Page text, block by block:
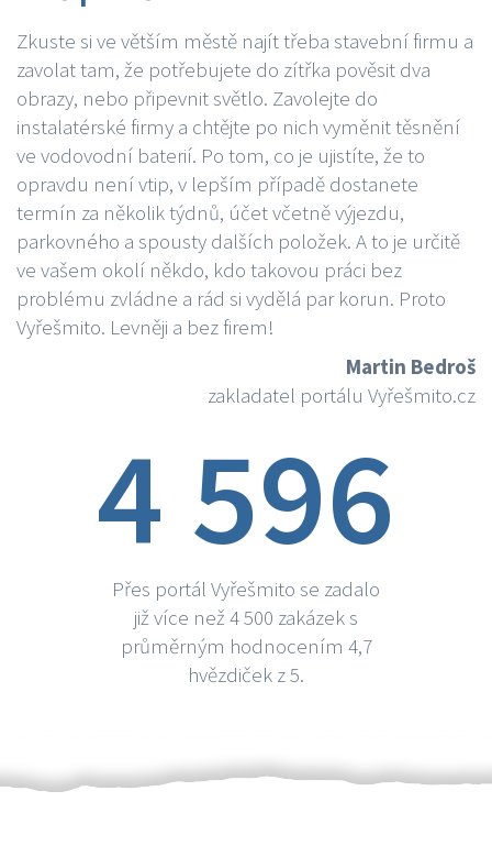
Zkuste si ve větším městě najít třeba stavební firmu a
zavolat tam, že potřebujete do zítřka pověsit dva
obrazy, nebo připevnit světlo. Zavolejte do
instalatérské firmy a chtějte po nich vyměnit těsnění
ve vodovodní baterií. Po tom, co je ujistíte, že to
opravdu není vtip, v lepším případě dostanete
termín za několik týdnů, účet včetně výjezdu,
parkovného a spousty dalších položek. A to je určitě
ve vašem okolí někdo, kdo takovou práci bez
problému zvládne a rád si vydělá par korun. Proto
Vyřešmito. Levněji a bez firem!
Martin Bedroš
zakladatel portálu Vyřešmito.cz
4 596
Přes portál Vyřešmito se zadalo
již více než 4 500 zakázek s
průměrným hodnocením 4,7
hvězdiček z 5.